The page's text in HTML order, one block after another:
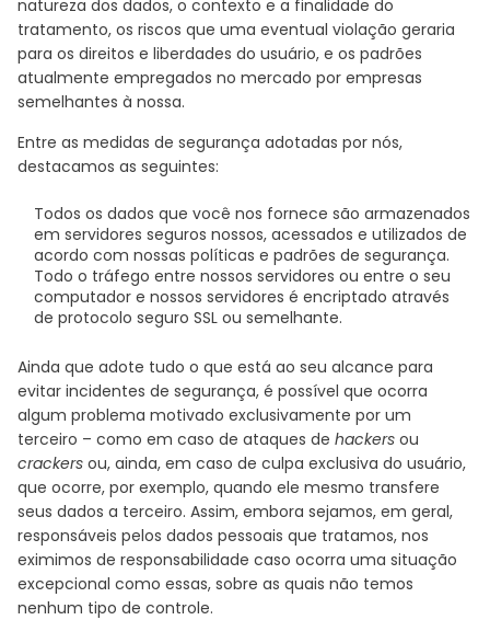
natureza dos dados, o contexto e a finalidade do
tratamento, os riscos que uma eventual violação geraria
para os direitos e liberdades do usuário, e os padrões
atualmente empregados no mercado por empresas
semelhantes à nossa.
Entre as medidas de segurança adotadas por nós,
destacamos as seguintes:
Todos os dados que você nos fornece são armazenados
em servidores seguros nossos, acessados e utilizados de
acordo com nossas políticas e padrões de segurança.
Todo o tráfego entre nossos servidores ou entre o seu
computador e nossos servidores é encriptado através
de protocolo seguro SSL ou semelhante.
Ainda que adote tudo o que está ao seu alcance para
evitar incidentes de segurança, é possível que ocorra
algum problema motivado exclusivamente por um
terceiro – como em caso de ataques de hackers ou
crackers ou, ainda, em caso de culpa exclusiva do usuário,
que ocorre, por exemplo, quando ele mesmo transfere
seus dados a terceiro. Assim, embora sejamos, em geral,
responsáveis pelos dados pessoais que tratamos, nos
eximimos de responsabilidade caso ocorra uma situação
excepcional como essas, sobre as quais não temos
nenhum tipo de controle.